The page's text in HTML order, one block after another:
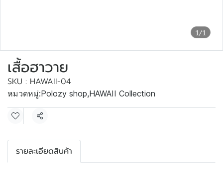
1/1
เสื้อฮาวาย
SKU : HAWAII-04
หมวดหมู่:Polozy shop,HAWAII Collection
แชร์
รายละเอียดสินค้า